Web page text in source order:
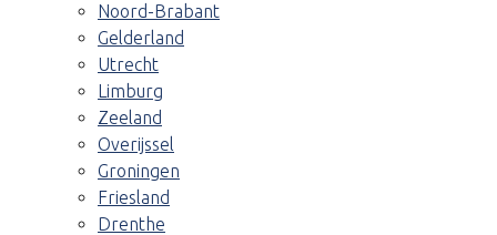
Noord-Brabant
Gelderland
Utrecht
Limburg
Zeeland
Overijssel
Groningen
Friesland
Drenthe